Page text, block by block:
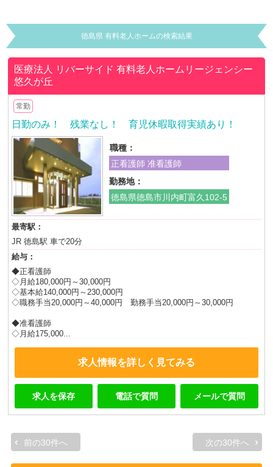
徳島県 有料老人ホームの検索結果
医療法人 リバーサイド有料老人ホームリージェンシー
悠久が丘
常勤
日勤のみ！ 残業なし！ 育児休暇取得実績あり！
職種：
正看護師 准看護師
勤務地：
徳島県徳島市川内町富久102-5
最寄駅：
JR 徳島駅 車で20分
給与：
◆正看護師
◇月給180,000円～30,000円
◇基本給140,000円～230,000円
◇職務手当20,000円～40,000円 勤務手当20,000円～30,000円
◆准看護師
◇月給175,000...
求人情報を詳しく見てみる
求人を保存 電話で質問 メールで質問
前の30件へ 次の30件へ